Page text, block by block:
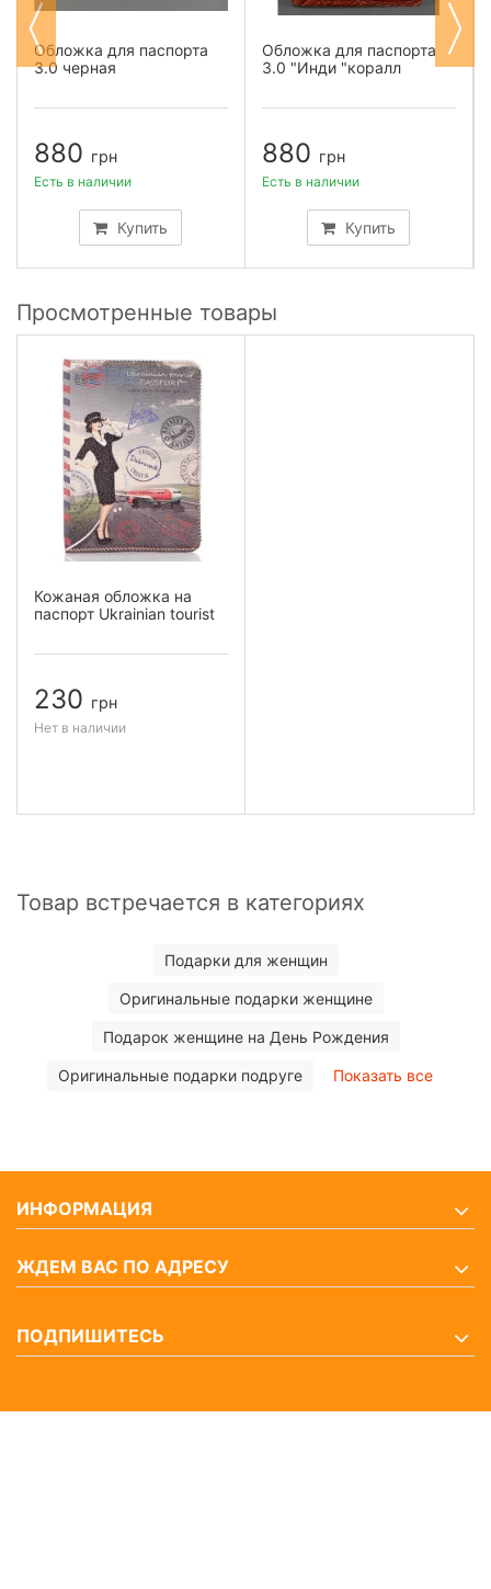
Обложка для паспорта
3.0 черная
880 грн
Купить
Есть в наличии
Обложка для паспорта
3.0 "Инди "коралл
880 грн
Купить
Есть в наличии
Просмотренные товары
Кожаная обложка на
паспорт Ukrainian tourist
230 грн
Нет в наличии
Товар встречается в категориях
Подарки для женщин
Оригинальные подарки женщине
Подарок женщине на День Рождения
Оригинальные подарки подруге Показать все
ИНФОРМАЦИЯ
ЖДЕМ ВАС ПО АДРЕСУ
ПОДПИШИТЕСЬ